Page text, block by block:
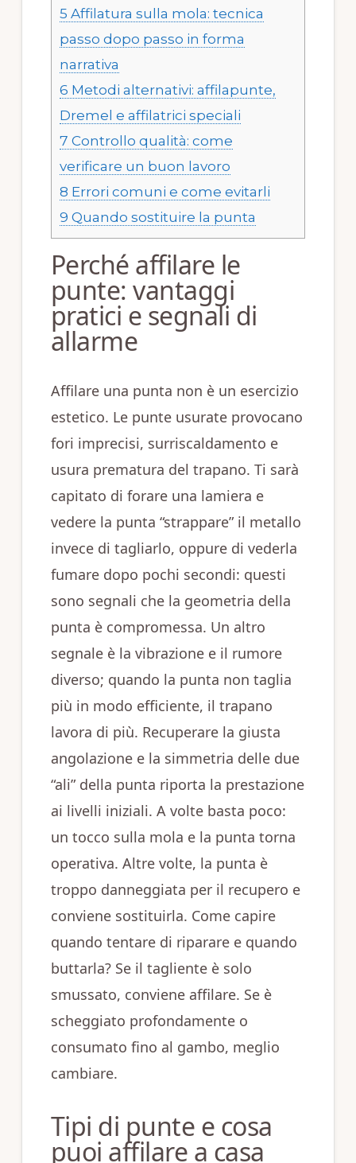
5 Affilatura sulla mola: tecnica
passo dopo passo in forma
narrativa
6 Metodi alternativi: affilapunte,
Dremel e affilatrici speciali
7 Controllo qualità: come
verificare un buon lavoro
8 Errori comuni e come evitarli
9 Quando sostituire la punta
Perché affilare le
punte: vantaggi
pratici e segnali di
allarme
Affilare una punta non è un esercizio
estetico. Le punte usurate provocano
fori imprecisi, surriscaldamento e
usura prematura del trapano. Ti sarà
capitato di forare una lamiera e
vedere la punta “strappare” il metallo
invece di tagliarlo, oppure di vederla
fumare dopo pochi secondi: questi
sono segnali che la geometria della
punta è compromessa. Un altro
segnale è la vibrazione e il rumore
diverso; quando la punta non taglia
più in modo efficiente, il trapano
lavora di più. Recuperare la giusta
angolazione e la simmetria delle due
“ali” della punta riporta la prestazione
ai livelli iniziali. A volte basta poco:
un tocco sulla mola e la punta torna
operativa. Altre volte, la punta è
troppo danneggiata per il recupero e
conviene sostituirla. Come capire
quando tentare di riparare e quando
buttarla? Se il tagliente è solo
smussato, conviene affilare. Se è
scheggiato profondamente o
consumato fino al gambo, meglio
cambiare.
Tipi di punte e cosa
puoi affilare a casa